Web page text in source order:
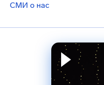
СМИ о нас